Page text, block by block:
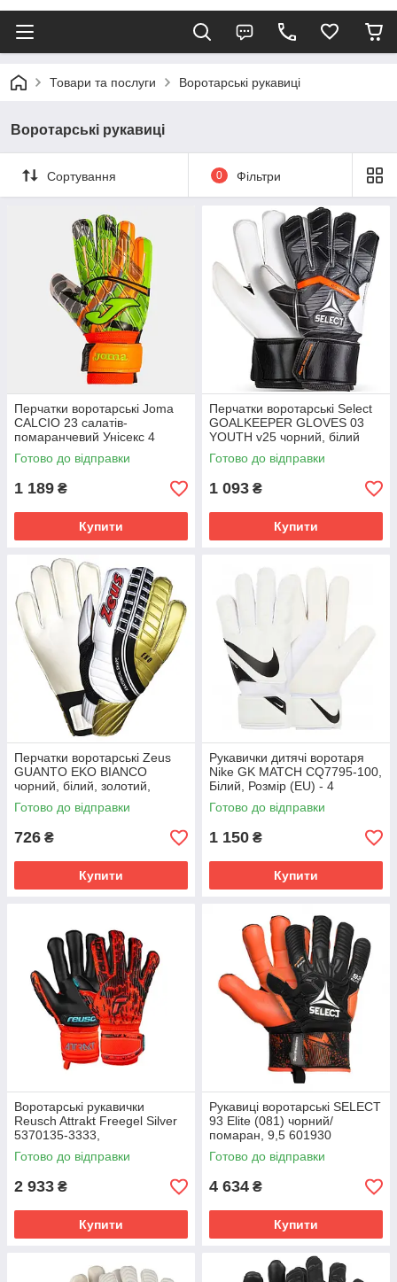
Товари та послуги Воротарські рукавиці
Воротарські рукавиці
Сортування 0 Фільтри
Перчатки воротарські Joma
CALCIO 23 салатів-
помаранчевий Унісекс 4
(13,6см) 401272.054
Готово до відправки
1 189 ₴
Купити
Перчатки воротарські Select
GOALKEEPER GLOVES 03
YOUTH v25 чорний, білий
Діти 4 (15,5 см) 601031-101
Готово до відправки
1 093 ₴
Купити
Перчатки воротарські Zeus
GUANTO EKO BIANCO
чорний, білий, золотий,
червоний Чоловіки 10 Z00735
Готово до відправки
726 ₴
Купити
Рукавички дитячі воротаря
Nike GK MATCH CQ7795-100,
Білий, Розмір (EU) - 4
Готово до відправки
1 150 ₴
Купити
Воротарські рукавички
Reusch Attrakt Freegel Silver
5370135-3333,
Помаранчевий, Розмір (EU) -
9
Готово до відправки
2 933 ₴
Купити
Рукавиці воротарські SELECT
93 Elite (081) чорний/
помаран, 9,5 601930
Готово до відправки
4 634 ₴
Купити